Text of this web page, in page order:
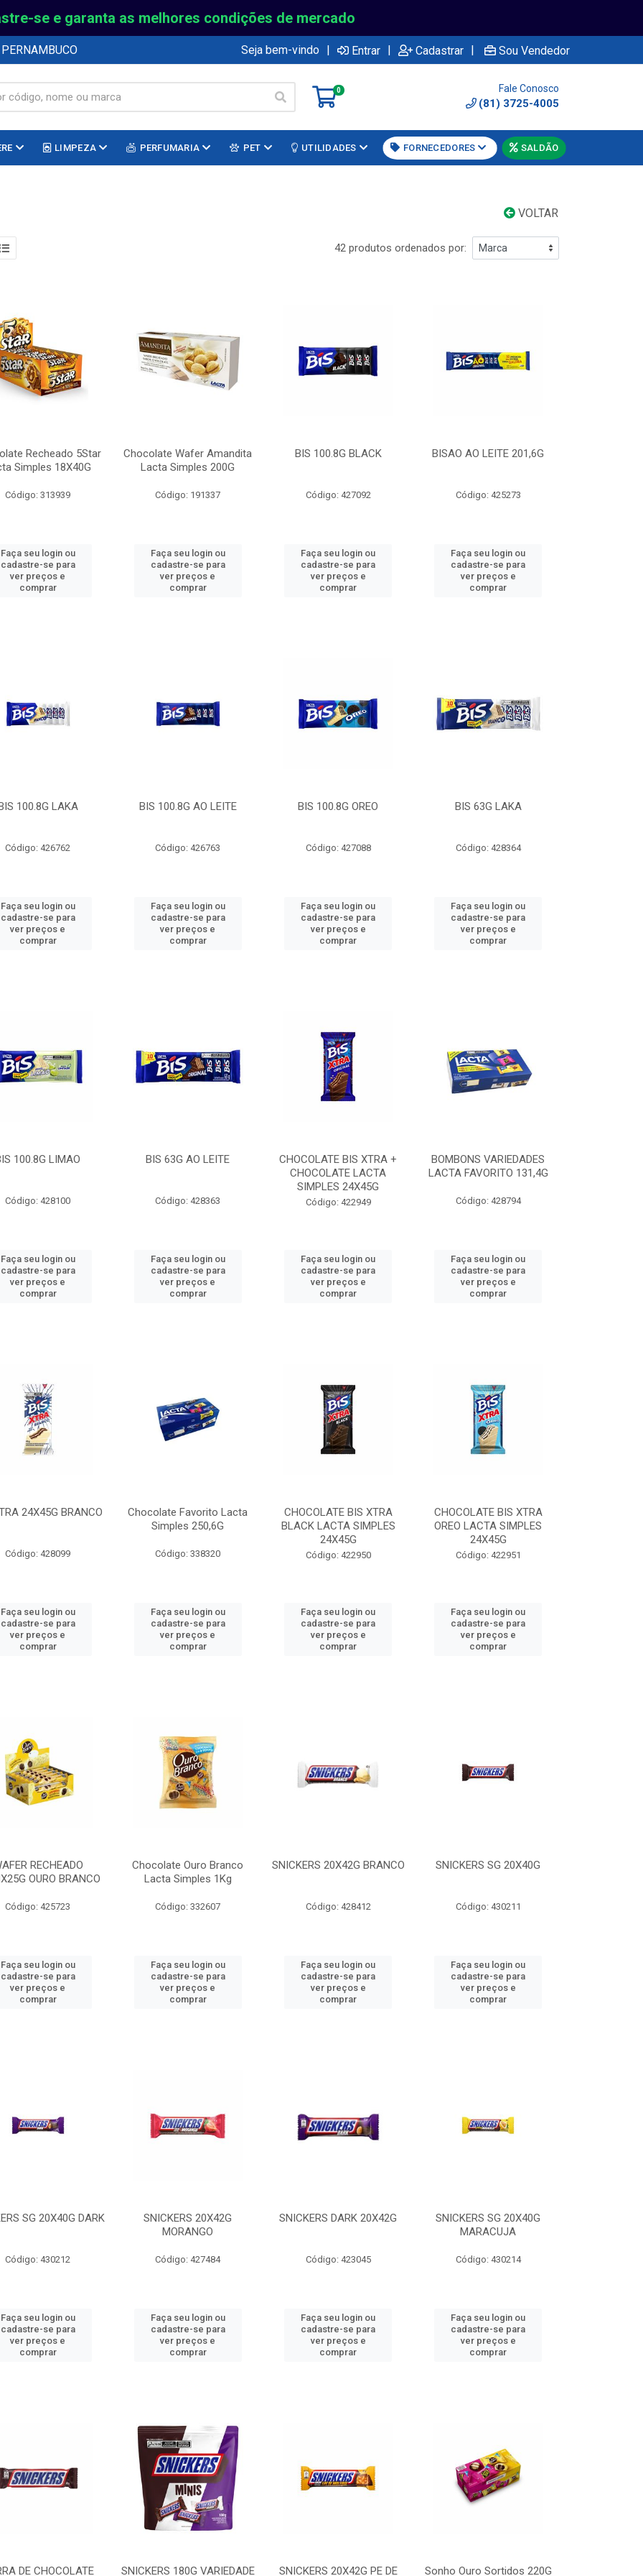
se e garanta as melhores condições de mercado
Seja bem-vindo | Entrar | Cadastrar | Sou Vendedor
0 Fale Conosco
(81) 3725-4005
LIMPEZA PERFUMARIA PET UTILIDADES FORNECEDORES SALDÃO
VOLTAR
42 produtos ordenados por:
Recheado 5Star
Simples 18X40G
Código: 313939
Faça seu login ou
cadastre-se para
ver preços e
comprar
Chocolate Wafer Amandita
Lacta Simples 200G
Código: 191337
Faça seu login ou
cadastre-se para
ver preços e
comprar
BIS 100.8G BLACK
Código: 427092
Faça seu login ou
cadastre-se para
ver preços e
comprar
BISAO AO LEITE 201,6G
Código: 425273
Faça seu login ou
cadastre-se para
ver preços e
comprar
100.8G LAKA
Código: 426762
Faça seu login ou
cadastre-se para
ver preços e
comprar
BIS 100.8G AO LEITE
Código: 426763
Faça seu login ou
cadastre-se para
ver preços e
comprar
BIS 100.8G OREO
Código: 427088
Faça seu login ou
cadastre-se para
ver preços e
comprar
BIS 63G LAKA
Código: 428364
Faça seu login ou
cadastre-se para
ver preços e
comprar
100.8G LIMAO
Código: 428100
Faça seu login ou
cadastre-se para
ver preços e
comprar
BIS 63G AO LEITE
Código: 428363
Faça seu login ou
cadastre-se para
ver preços e
comprar
CHOCOLATE BIS XTRA +
CHOCOLATE LACTA
SIMPLES 24X45G
Código: 422949
Faça seu login ou
cadastre-se para
ver preços e
comprar
BOMBONS VARIEDADES
LACTA FAVORITO 131,4G
Código: 428794
Faça seu login ou
cadastre-se para
ver preços e
comprar
24X45G BRANCO
Código: 428099
Faça seu login ou
cadastre-se para
ver preços e
comprar
Chocolate Favorito Lacta
Simples 250,6G
Código: 338320
Faça seu login ou
cadastre-se para
ver preços e
comprar
CHOCOLATE BIS XTRA
BLACK LACTA SIMPLES
24X45G
Código: 422950
Faça seu login ou
cadastre-se para
ver preços e
comprar
CHOCOLATE BIS XTRA
OREO LACTA SIMPLES
24X45G
Código: 422951
Faça seu login ou
cadastre-se para
ver preços e
comprar
RECHEADO
OURO BRANCO
Código: 425723
Faça seu login ou
cadastre-se para
ver preços e
comprar
Chocolate Ouro Branco
Lacta Simples 1Kg
Código: 332607
Faça seu login ou
cadastre-se para
ver preços e
comprar
SNICKERS 20X42G BRANCO
Código: 428412
Faça seu login ou
cadastre-se para
ver preços e
comprar
SNICKERS SG 20X40G
Código: 430211
Faça seu login ou
cadastre-se para
ver preços e
comprar
SG 20X40G DARK
Código: 430212
Faça seu login ou
cadastre-se para
ver preços e
comprar
SNICKERS 20X42G
MORANGO
Código: 427484
Faça seu login ou
cadastre-se para
ver preços e
comprar
SNICKERS DARK 20X42G
Código: 423045
Faça seu login ou
cadastre-se para
ver preços e
comprar
SNICKERS SG 20X40G
MARACUJA
Código: 430214
Faça seu login ou
cadastre-se para
ver preços e
comprar
DE CHOCOLATE SNICKERS 180G VARIEDADE SNICKERS 20X42G PE DE Sonho Ouro Sortidos 220G